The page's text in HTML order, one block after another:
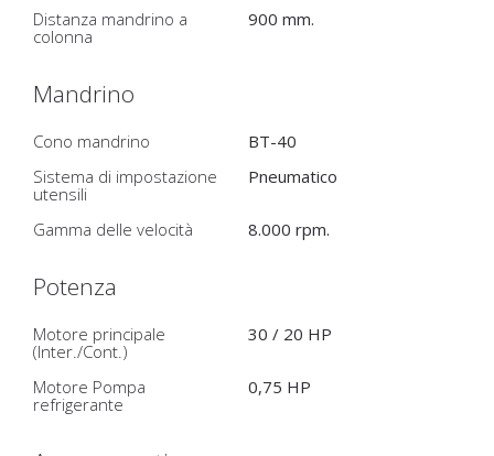
Distanza mandrino a
colonna
900 mm.
Mandrino
Cono mandrino
BT-40
Sistema di impostazione
utensili
Pneumatico
Gamma delle velocità 8.000 rpm.
Potenza
Motore principale
(Inter./Cont.)
30 / 20 HP
Motore Pompa
refrigerante
0,75 HP